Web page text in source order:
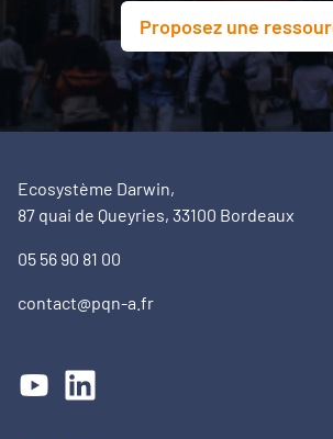
Proposez une
Ecosystème Darwin,
87 quai de Queyries, 33100 Bordeaux
05 56 90 81 00
contact@pqn-a.fr